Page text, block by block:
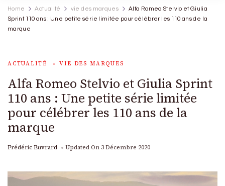
Home Actualité vie des marques
Alfa Romeo Stelvio et Giulia
Sprint 110 ans : Une petite série limitée pour célébrer les 110 ans de la
marque
ACTUALITÉ VIE DES MARQUES
Alfa Romeo Stelvio et Giulia Sprint
110 ans : Une petite série limitée
pour célébrer les 110 ans de la
marque
Frédéric Euvrard Updated On 3 Décembre 2020